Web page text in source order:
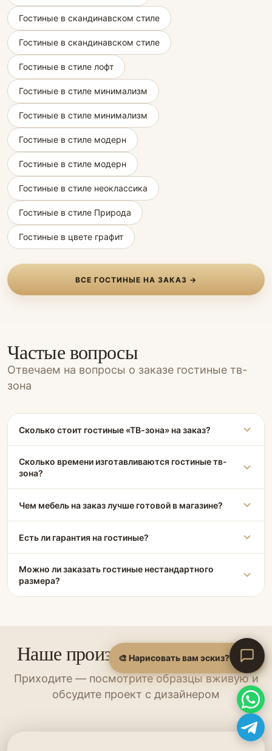
Гостиные в скандинавском стиле
Гостиные в скандинавском стиле
Гостиные в стиле лофт
Гостиные в стиле минимализм
Гостиные в стиле минимализм
Гостиные в стиле модерн
Гостиные в стиле модерн
Гостиные в стиле неоклассика
Гостиные в стиле Природа
Гостиные в цвете графит
ВСЕ ГОСТИНЫЕ НА ЗАКАЗ →
Частые вопросы
Отвечаем на вопросы о заказе гостиные тв-
зона
Сколько стоит гостиные «ТВ-зона» на заказ?
Сколько времени изготавливаются гостиные тв-
зона?
Чем мебель на заказ лучше готовой в магазине?
Есть ли гарантия на гостиные?
Можно ли заказать гостиные нестандартного
размера?
Наше производство и шоурум
Приходите — посмотрите образцы вживую и
обсудите проект с дизайнером
🎨 Нарисовать вам эскиз?